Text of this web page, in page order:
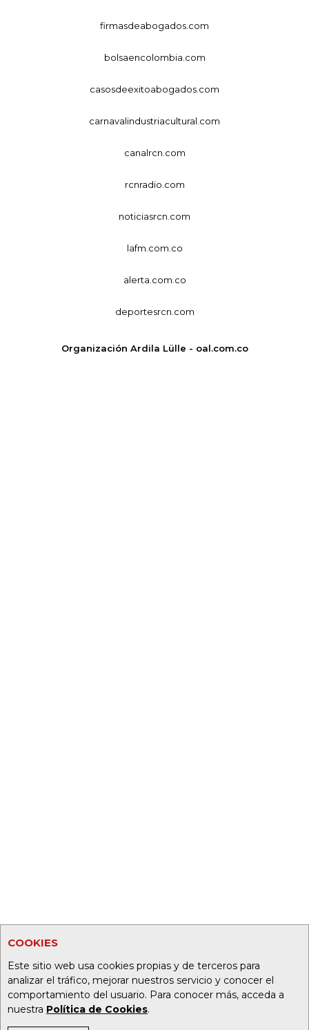
COOKIES
Este sitio web usa cookies propias y de terceros para
analizar el tráfico, mejorar nuestros servicio y conocer el
comportamiento del usuario. Para conocer más, acceda a
nuestra Política de Cookies.
firmasdeabogados.com
bolsaencolombia.com
casosdeexitoabogados.com
carnavalindustriacultural.com
canalrcn.com
rcnradio.com
noticiasrcn.com
lafm.com.co
alerta.com.co
deportesrcn.com
Organización Ardila Lülle - oal.com.co